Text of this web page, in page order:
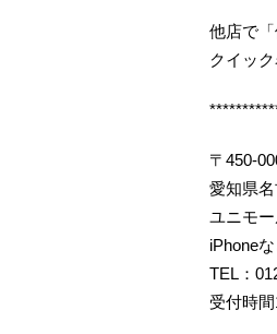
他店で
クイッ
〒450-
愛知県
ユニモ
iPhone
TEL：
受付時